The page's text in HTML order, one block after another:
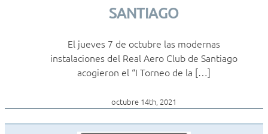
SANTIAGO
El jueves 7 de octubre las modernas
instalaciones del Real Aero Club de Santiago
acogieron el “I Torneo de la […]
octubre 14th, 2021